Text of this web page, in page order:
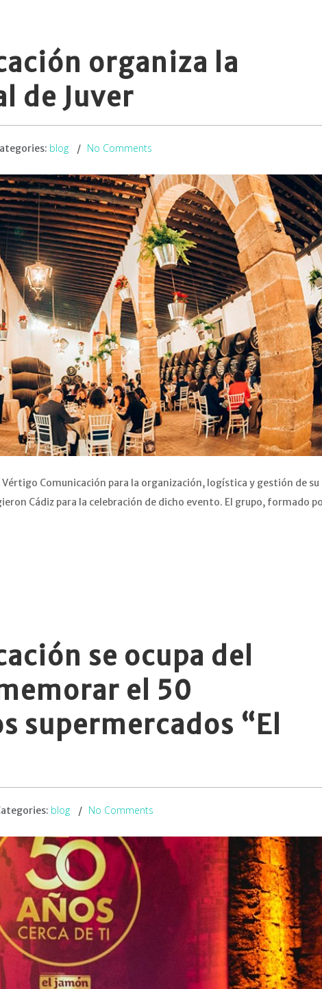
organiza la
de Juver
blog No Comments
Comunicación para la organización, logística y gestión de su
Cádiz para la celebración de dicho evento. El grupo, formado
se ocupa del
el 50
supermercados “El
blog No Comments